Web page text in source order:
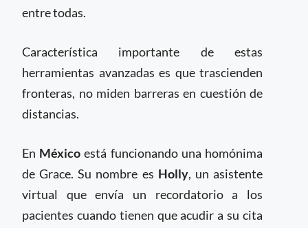
entre todas.
Característica importante de estas
herramientas avanzadas es que trascienden
fronteras, no miden barreras en cuestión de
distancias.
En México está funcionando una homónima
de Grace. Su nombre es Holly, un asistente
virtual que envía un recordatorio a los
pacientes cuando tienen que acudir a su cita